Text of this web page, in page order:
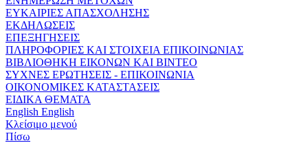
ΕΥΚΑΙΡΙΕΣ ΑΠΑΣΧΟΛΗΣΗΣ
ΕΚΔΗΛΩΣΕΙΣ
ΕΠΕΞΗΓΗΣΕΙΣ
ΠΛΗΡΟΦΟΡΙΕΣ ΚΑΙ ΣΤΟΙΧΕΙΑ ΕΠΙΚΟΙΝΩΝΙΑΣ
ΒΙΒΛΙΟΘΗΚΗ ΕΙΚΟΝΩΝ ΚΑΙ ΒΙΝΤΕΟ
ΣΥΧΝΕΣ ΕΡΩΤΗΣΕΙΣ - ΕΠΙΚΟΙΝΩΝΙΑ
ΟΙΚΟΝΟΜΙΚΕΣ ΚΑΤΑΣΤΑΣΕΙΣ
ΕΙΔΙΚΑ ΘΕΜΑΤΑ
English English
Κλείσιμο μενού
Πίσω